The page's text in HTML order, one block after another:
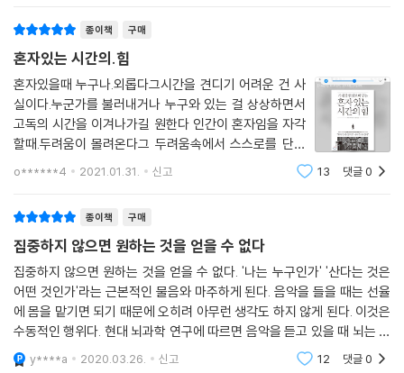
종이책 구매
혼자있는 시간의.힘
혼자있을때 누구나.외롭다그시간을 견디기 어려운 건 사
실이다.누군가를 불러내거나 누구와 있는 걸 상상하면서
고독의 시간을 이겨나가길 원한다 인간이 혼자임을 자각
할때.두려움이 몰려온다그 두려움속에서 스스로를 단련
하면서 오히려.혼자를 즐기라고 한 저자의.말을 들으며 이
것이 세상에.나가기전 자신과 세상이.조화롭게 살아갈 수
o******4 2021.01.31. 신고 13 댓글0
종이책 구매
집중하지 않으면 원하는 것을 얻을 수 없다
집중하지 않으면 원하는 것을 얻을 수 없다. '나는 누구인가' '산다는 것은
어떤 것인가'라는 근본적인 물음와 마주하게 된다. 음악을 들을 때는 선율
에 몸을 맡기면 되기 때문에 오히려 아무런 생각도 하지 않게 된다. 이것은
수동적인 행위다. 현대 뇌과학 연구에 따르면 음악을 듣고 있을 때 뇌는 거
의 움직이지 않는다고 한다. 자신과 마주하는 시간 혹은 자신의 능력을 충
y****a 2020.03.26. 신고 12 댓글0